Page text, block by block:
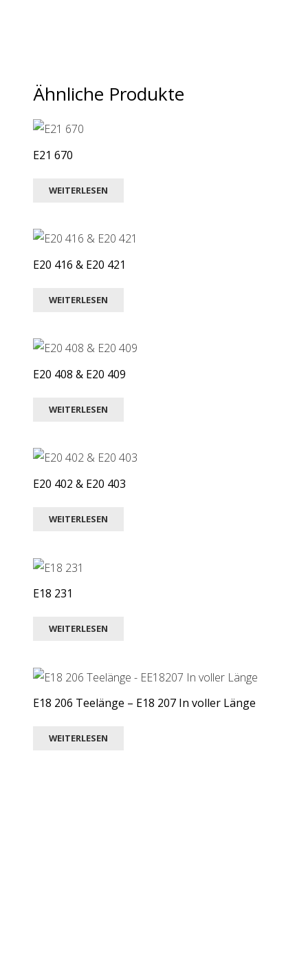
Ähnliche Produkte
E21 670
WEITERLESEN
E20 416 & E20 421
WEITERLESEN
E20 408 & E20 409
WEITERLESEN
E20 402 & E20 403
WEITERLESEN
E18 231
WEITERLESEN
E18 206 Teelänge – E18 207 In voller Länge
WEITERLESEN